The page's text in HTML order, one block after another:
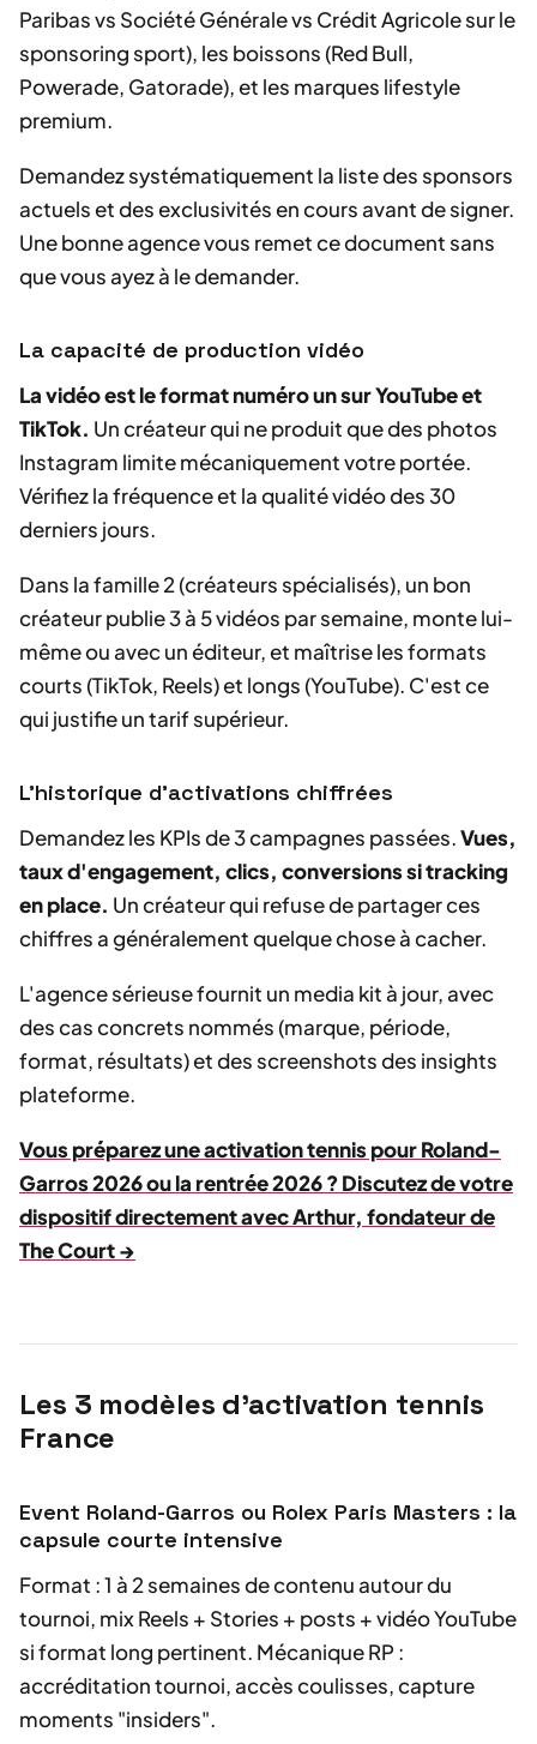
Paribas vs Société Générale vs Crédit Agricole sur le
sponsoring sport), les boissons (Red Bull,
Powerade, Gatorade), et les marques lifestyle
premium.
Demandez systématiquement la liste des sponsors
actuels et des exclusivités en cours avant de signer.
Une bonne agence vous remet ce document sans
que vous ayez à le demander.
La capacité de production vidéo
La vidéo est le format numéro un sur YouTube et
TikTok. Un créateur qui ne produit que des photos
Instagram limite mécaniquement votre portée.
Vérifiez la fréquence et la qualité vidéo des 30
derniers jours.
Dans la famille 2 (créateurs spécialisés), un bon
créateur publie 3 à 5 vidéos par semaine, monte lui-
même ou avec un éditeur, et maîtrise les formats
courts (TikTok, Reels) et longs (YouTube). C'est ce
qui justifie un tarif supérieur.
L'historique d'activations chiffrées
Demandez les KPIs de 3 campagnes passées.Vues,
taux d'engagement, clics, conversions si tracking
en place. Un créateur qui refuse de partager ces
chiffres a généralement quelque chose à cacher.
L'agence sérieuse fournit un media kit à jour, avec
des cas concrets nommés (marque, période,
format, résultats) et des screenshots des insights
plateforme.
Vous préparez une activation tennis pour Roland-
Garros 2026 ou la rentrée 2026 ? Discutez de votre
dispositif directement avec Arthur, fondateur de
The Court →
Les 3 modèles d'activation tennis
France
Event Roland-Garros ou Rolex Paris Masters : la
capsule courte intensive
Format : 1 à 2 semaines de contenu autour du
tournoi, mix Reels + Stories + posts + vidéo YouTube
si format long pertinent. Mécanique RP :
accréditation tournoi, accès coulisses, capture
moments "insiders".